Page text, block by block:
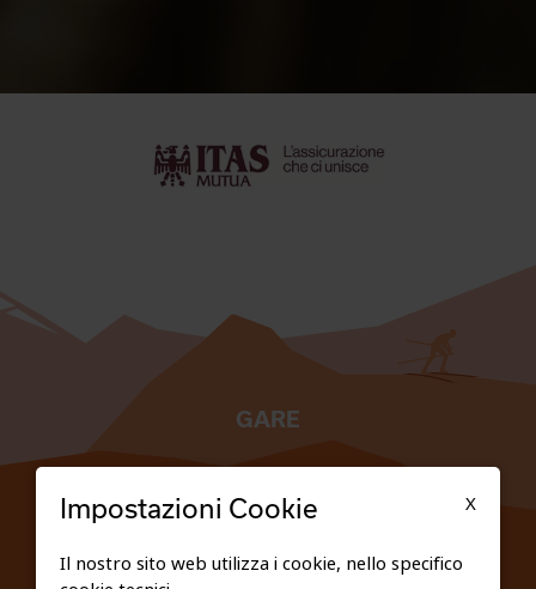
GARE
X
Impostazioni Cookie
Il nostro sito web utilizza i cookie, nello specifico